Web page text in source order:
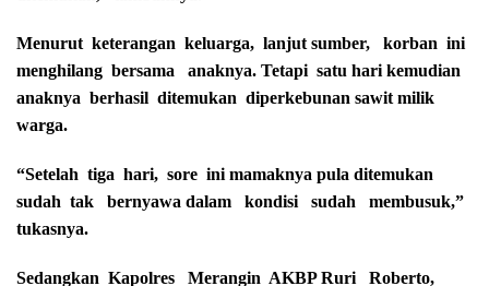
Menurut keterangan keluarga, lanjut sumber, korban ini
menghilang bersama anaknya. Tetapi satu hari kemudian
anaknya berhasil ditemukan diperkebunan sawit milik
warga.
“Setelah tiga hari, sore ini mamaknya pula ditemukan
sudah tak bernyawa dalam kondisi sudah membusuk,”
tukasnya.
Sedangkan Kapolres Merangin AKBP Ruri Roberto,